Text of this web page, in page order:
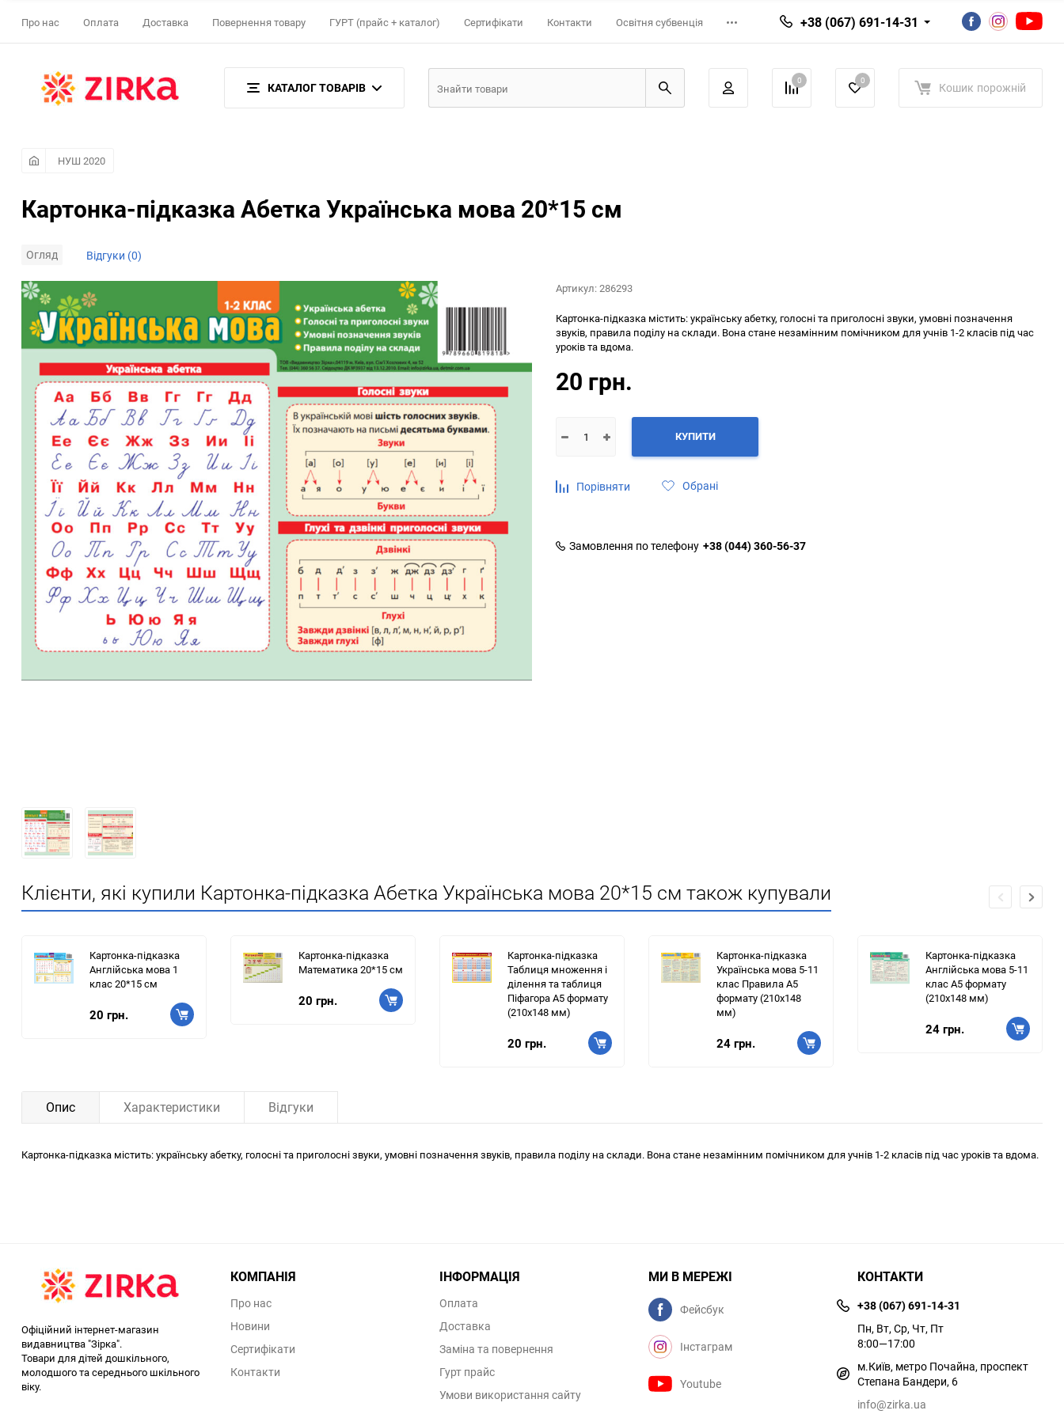
Про нас Оплата Доставка Повернення товару ГУРТ (прайс + каталог) Сертифікати Контакти Освітня субвенція +38 (067) 691-14-31
КАТАЛОГ ТОВАРІВ 0 0 Кошик порожній
НУШ 2020
Картонка-підказка Абетка Українська мова 20*15 см
Огляд Відгуки (0)
Артикул:286293
Картонка-підказка містить: українську абетку, голосні та приголосні звуки, умовні позначення
звуків, правила поділу на склади. Вона стане незамінним помічником для учнів 1-2 класів під час
уроків та вдома.
20 грн.
КУПИТИ
Порівняти Обрані
Замовлення по телефону +38 (044) 360-56-37
Клієнти, які купили Картонка-підказка Абетка Українська мова 20*15 см також купували
Картонка-підказка
Англійська мова 1
клас 20*15 см
20 грн.
Картонка-підказка
Математика 20*15 см
20 грн.
Картонка-підказка
Таблиця множення і
ділення та таблиця
Піфагора А5 формату
(210х148 мм)
20 грн.
Картонка-підказка
Українська мова 5-11
клас Правила А5
формату (210х148
мм)
24 грн.
Картонка-підказка
Англійська мова 5-11
клас А5 формату
(210х148 мм)
24 грн.
Опис Характеристики Відгуки
Картонка-підказка містить: українську абетку, голосні та приголосні звуки, умовні позначення звуків, правила поділу на склади. Вона стане незамінним помічником для учнів 1-2 класів під час уроків та вдома.
Офіційний інтернет-магазин
видавництва "Зірка".
Товари для дітей дошкільного,
молодшого та середнього шкільного
віку.
КОМПАНІЯ
Про нас
Новини
Сертифікати
Контакти
ІНФОРМАЦІЯ
Оплата
Доставка
Заміна та повернення
Гурт прайс
Умови використання сайту
МИ В МЕРЕЖІ
Фейсбук
Інстаграм
Youtube
КОНТАКТИ
+38 (067) 691-14-31
Пн, Вт, Ср, Чт, Пт
8:00—17:00
м.Київ, метро Почайна, проспект
Степана Бандери, 6
info@zirka.ua